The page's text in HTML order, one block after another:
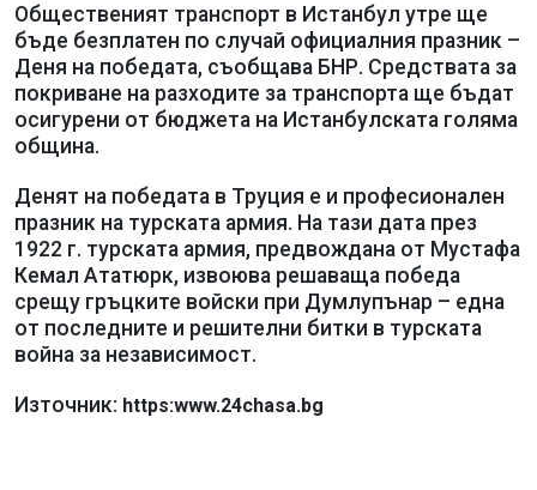
Общественият транспорт в Истанбул утре ще
бъде безплатен по случай официалния празник –
Деня на победата, съобщава БНР. Средствата за
покриване на разходите за транспорта ще бъдат
осигурени от бюджета на Истанбулската голяма
община.
Денят на победата в Труция е и професионален
празник на турската армия. На тази дата през
1922 г. турската армия, предвождана от Мустафа
Кемал Ататюрк, извоюва решаваща победа
срещу гръцките войски при Думлупънар – една
от последните и решителни битки в турската
война за независимост.
Източник: https:www.24chasa.bg